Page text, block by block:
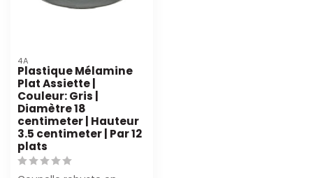
4A
Plastique Mélamine
Plat Assiette |
Couleur: Gris |
Diamètre 18
centimeter | Hauteur
3.5 centimeter | Par 12
plats